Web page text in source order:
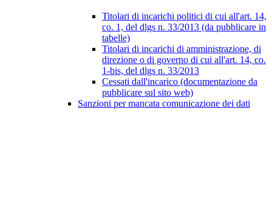
Titolari di incarichi politici di cui all'art. 14,
co. 1, del dlgs n. 33/2013 (da pubblicare in
tabelle)
Titolari di incarichi di amministrazione, di
direzione o di governo di cui all'art. 14, co.
1-bis, del dlgs n. 33/2013
Cessati dall'incarico (documentazione da
pubblicare sul sito web)
Sanzioni per mancata comunicazione dei dati